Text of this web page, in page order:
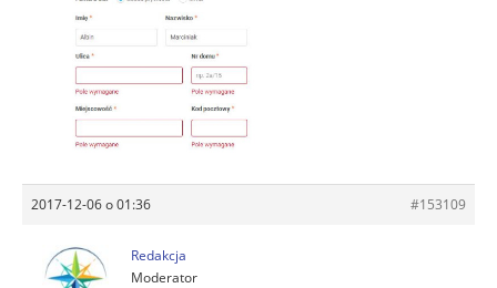
2017-12-06 o 01:36 #153109
Redakcja
Moderator